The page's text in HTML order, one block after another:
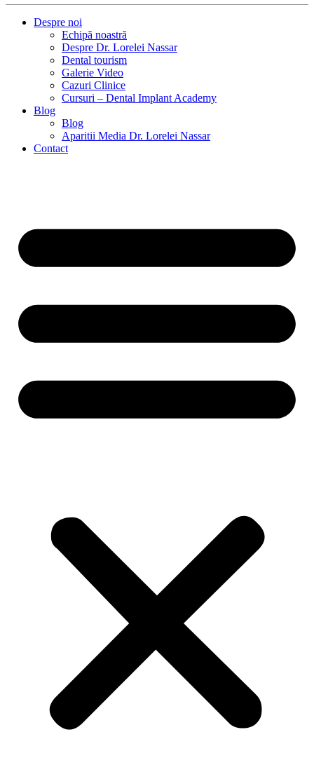
Despre noi
Echipă noastră
Despre Dr. Lorelei Nassar
Dental tourism
Galerie Video
Cazuri Clinice
Cursuri – Dental Implant Academy
Blog
Blog
Aparitii Media Dr. Lorelei Nassar
Contact